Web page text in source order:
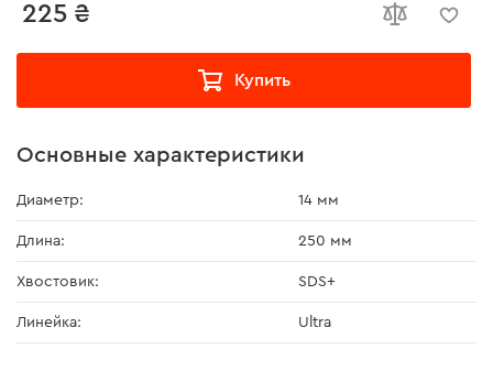
225 ₴
Купить
Основные характеристики
Диаметр: 14 мм
Длина: 250 мм
Хвостовик: SDS+
Линейка: Ultra